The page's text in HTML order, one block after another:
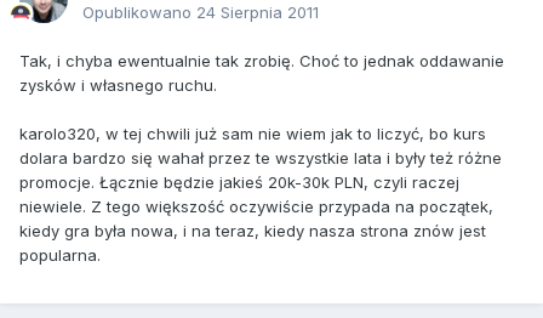
Opublikowano 24 Sierpnia 2011
Tak, i chyba ewentualnie tak zrobię. Choć to jednak oddawanie
zysków i własnego ruchu.
karolo320, w tej chwili już sam nie wiem jak to liczyć, bo kurs
dolara bardzo się wahał przez te wszystkie lata i były też różne
promocje. Łącznie będzie jakieś 20k-30k PLN, czyli raczej
niewiele. Z tego większość oczywiście przypada na początek,
kiedy gra była nowa, i na teraz, kiedy nasza strona znów jest
popularna.